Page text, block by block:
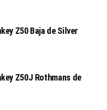
Z50 Baja de Silver
Z50J Rothmans de